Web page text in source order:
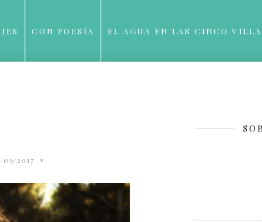
CON POESÍA EL AGUA EN LAS CINCO
09/2017 •